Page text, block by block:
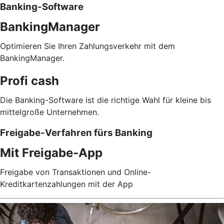
Banking-Software
BankingManager
Optimieren Sie Ihren Zahlungsverkehr mit dem
BankingManager.
Profi cash
Die Banking-Software ist die richtige Wahl für kleine bis
mittelgroße Unternehmen.
Freigabe-Verfahren fürs Banking
Mit Freigabe-App
Freigabe von Transaktionen und Online-
Kreditkartenzahlungen mit der App